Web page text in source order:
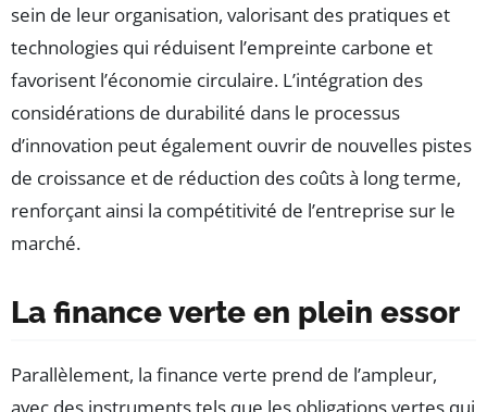
sein de leur organisation, valorisant des pratiques et
technologies qui réduisent l’empreinte carbone et
favorisent l’économie circulaire. L’intégration des
considérations de durabilité dans le processus
d’innovation peut également ouvrir de nouvelles pistes
de croissance et de réduction des coûts à long terme,
renforçant ainsi la compétitivité de l’entreprise sur le
marché.
La finance verte en plein essor
Parallèlement, la finance verte prend de l’ampleur,
avec des instruments tels que les obligations vertes qui